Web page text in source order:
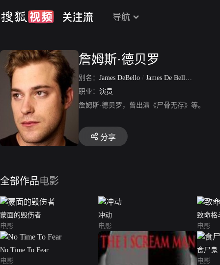
导航
詹姆斯·德贝罗
别名： James DeBello / James De Bello /
职业： 演员
詹姆斯·德贝罗，曾出演《尸骨无存》等。
分享
全部作品电影
蒙面的毁伤者
电影
冲动
电影
致命格
电影
No Time To Fear
电影
食尸鬼
电影